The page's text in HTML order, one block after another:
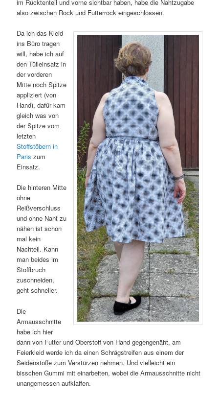
im Rücktenteil und vorne sichtbar haben, habe die Nahtzugabe
also zwischen Rock und Futterrock eingeschlossen.
Da ich das Kleid
ins Büro tragen
will, habe ich auf
den Tülleinsatz in
der vorderen
Mitte noch Spitze
appliziert (von
Hand), dafür kam
gleich was von
der Spitze vom
letzten
Stoffstöbern in
Paris zum
Einsatz.
Die hinteren Mitte
ohne
Reißverschluss
und ohne Naht zu
nähen ist schon
mal kein
Nachteil. Kann
man beides im
Stoffbruch
zuschneiden,
geht schneller.
Die
Armausschnitte
habe ich hier
dann von Futter und Oberstoff von Hand gegengenäht, am
Feierkleid werde ich da einen Schrägstreifen aus einem der
Seidenstoffe zum Verstürzen nehmen. Und vielleicht ein
bisschen Gummi mit einarbeiten, wobei die Armausschnitte nicht
unangemessen aufklaffen.